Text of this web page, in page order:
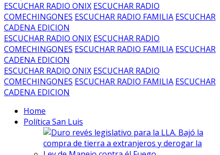
ESCUCHAR RADIO ONIX ESCUCHAR RADIO
COMECHINGONES ESCUCHAR RADIO FAMILIA ESCUCHAR
CADENA EDICION
ESCUCHAR RADIO ONIX ESCUCHAR RADIO
COMECHINGONES ESCUCHAR RADIO FAMILIA ESCUCHAR
CADENA EDICION
ESCUCHAR RADIO ONIX ESCUCHAR RADIO
COMECHINGONES ESCUCHAR RADIO FAMILIA ESCUCHAR
CADENA EDICION
Home
Política San Luis